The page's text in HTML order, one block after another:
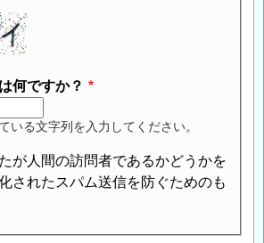
何ですか？
いる文字列を入力してください。
が人間の訪問者であるかどうかを
されたスパム送信を防ぐためのも